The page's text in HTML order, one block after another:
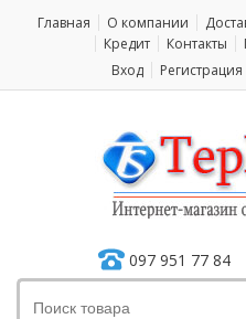
Главная О компании
Кредит
Контакты
Вход
Регистрация
097 951 77 84